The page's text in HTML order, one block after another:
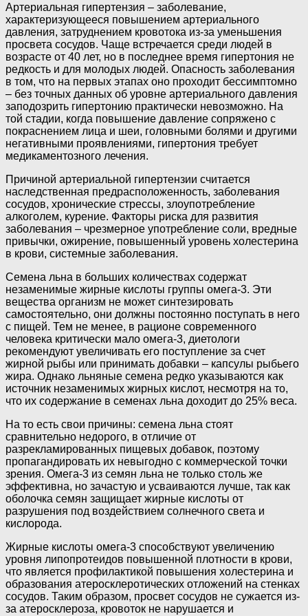
Артериальная гипертензия – заболевание,
характеризующееся повышением артериального
давления, затруднением кровотока из-за уменьшения
просвета сосудов. Чаще встречается среди людей в
возрасте от 40 лет, но в последнее время гипертония не
редкость и для молодых людей. Опасность заболевания
в том, что на первых этапах оно проходит бессимптомно
– без точных данных об уровне артериального давления
заподозрить гипертонию практически невозможно. На
той стадии, когда повышение давление сопряжено с
покраснением лица и шеи, головными болями и другими
негативными проявлениями, гипертония требует
медикаментозного лечения.
Причиной артериальной гипертензии считается
наследственная предрасположенность, заболевания
сосудов, хронические стрессы, злоупотребление
алкоголем, курение. Факторы риска для развития
заболевания – чрезмерное употребление соли, вредные
привычки, ожирение, повышенный уровень холестерина
в крови, системные заболевания.
Семена льна в больших количествах содержат
незаменимые жирные кислоты группы омега-3. Эти
вещества организм не может синтезировать
самостоятельно, они должны постоянно поступать в него
с пищей. Тем не менее, в рационе современного
человека критически мало омега-3, диетологи
рекомендуют увеличивать его поступление за счет
жирной рыбы или принимать добавки – капсулы рыбьего
жира. Однако льняные семена редко указываются как
источник незаменимых жирных кислот, несмотря на то,
что их содержание в семенах льна доходит до 25% веса.
На то есть свои причины: семена льна стоят
сравнительно недорого, в отличие от
разрекламированных пищевых добавок, поэтому
пропагандировать их невыгодно с коммерческой точки
зрения. Омега-3 из семян льна не только столь же
эффективна, но зачастую и усваиваются лучше, так как
оболочка семян защищает жирные кислоты от
разрушения под воздействием солнечного света и
кислорода.
Жирные кислоты омега-3 способствуют увеличению
уровня липопротеидов повышенной плотности в крови,
что является профилактикой повышения холестерина и
образования атеросклеротических отложений на стенках
сосудов. Таким образом, просвет сосудов не сужается из-
за атеросклероза, кровоток не нарушается и